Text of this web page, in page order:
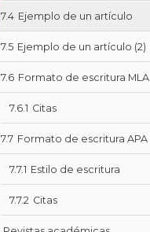
7.4 Ejemplo de un artículo
7.5 Ejemplo de un artículo (2)
7.6 Formato de escritura MLA
7.6.1 Citas
7.7 Formato de escritura APA
7.7.1 Estilo de escritura
7.7.2 Citas